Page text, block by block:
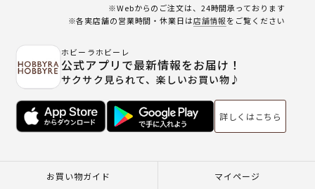
※Webからのご注文は、24時間承っております
※各実店舗の営業時間・休業日は店舗情報をご覧ください
ホビーラホビーレ
公式アプリで最新情報をお届け！
サクサク見られて、楽しいお買い物♪
詳しくはこちら
お買い物ガイド マイページ